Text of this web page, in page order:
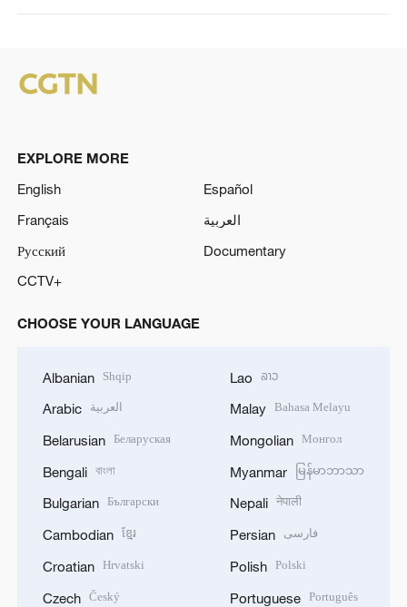
EXPLORE MORE
English
Español
Français
العربية
Русский
Documentary
CCTV+
CHOOSE YOUR LANGUAGE
Albanian Shqip
Arabic العربية
Belarusian Беларуская
Bengali বাংলা
Bulgarian Български
Cambodian ខ្មែរ
Croatian Hrvatski
Czech Český
Lao ລາວ
Malay Bahasa Melayu
Mongolian Монгол
Myanmar မြန်မာဘာသာ
Nepali नेपाली
Persian فارسی
Polish Polski
Portuguese Português